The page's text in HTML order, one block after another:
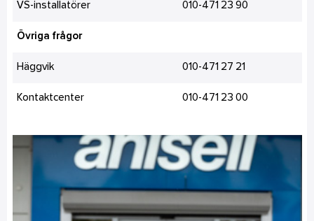
VS-installatörer 010-471 23 90
Övriga frågor
Häggvik 010-471 27 21
Kontaktcenter 010-471 23 00